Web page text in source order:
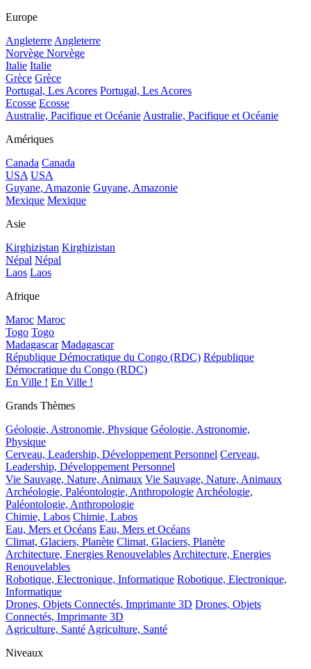
Europe
Angleterre Angleterre
Norvège Norvège
Italie Italie
Grèce Grèce
Portugal, Les Acores Portugal, Les Acores
Ecosse Ecosse
Australie, Pacifique et Océanie Australie, Pacifique et Océanie
Amériques
Canada Canada
USA USA
Guyane, Amazonie Guyane, Amazonie
Mexique Mexique
Asie
Kirghizistan Kirghizistan
Népal Népal
Laos Laos
Afrique
Maroc Maroc
Togo Togo
Madagascar Madagascar
République Démocratique du Congo (RDC) République
Démocratique du Congo (RDC)
En Ville ! En Ville !
Grands Thèmes
Géologie, Astronomie, Physique Géologie, Astronomie,
Physique
Cerveau, Leadership, Développement Personnel Cerveau,
Leadership, Développement Personnel
Vie Sauvage, Nature, Animaux Vie Sauvage, Nature, Animaux
Archéologie, Paléontologie, Anthropologie Archéologie,
Paléontologie, Anthropologie
Chimie, Labos Chimie, Labos
Eau, Mers et Océans Eau, Mers et Océans
Climat, Glaciers, Planète Climat, Glaciers, Planète
Architecture, Energies Renouvelables Architecture, Energies
Renouvelables
Robotique, Electronique, Informatique Robotique, Electronique,
Informatique
Drones, Objets Connectés, Imprimante 3D Drones, Objets
Connectés, Imprimante 3D
Agriculture, Santé Agriculture, Santé
Niveaux